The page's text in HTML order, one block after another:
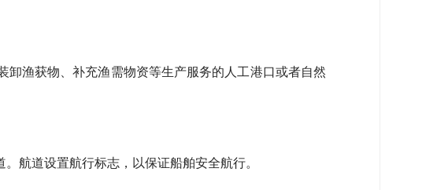
渔获物、补充渔需物资等生产服务的人工港口或者自然
航道设置航行标志，以保证船舶安全航行。